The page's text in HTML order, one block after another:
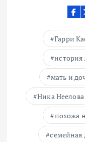
Гарри
мать и
Ника Неелова
похожа
семейная